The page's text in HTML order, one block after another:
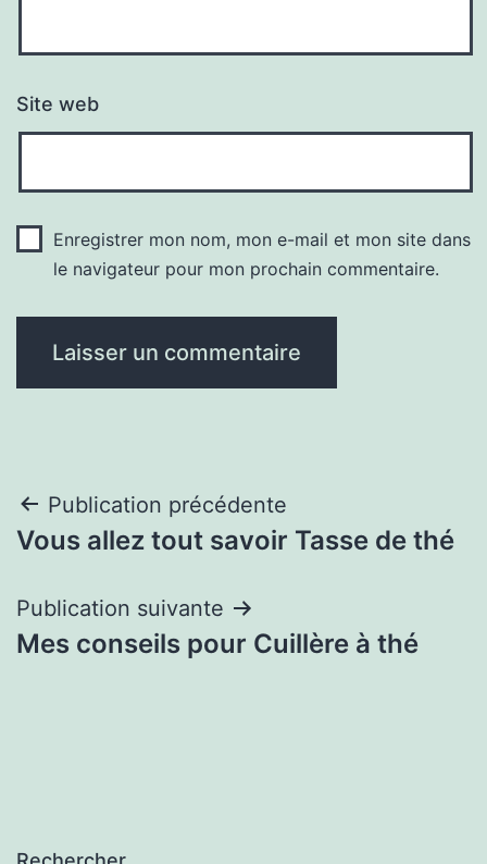
Site web
Enregistrer mon nom, mon e-mail et mon site dans
le navigateur pour mon prochain commentaire.
Navigation
de
l’article
Publication précédente
Vous allez tout savoir Tasse de thé
Publication suivante
Mes conseils pour Cuillère à thé